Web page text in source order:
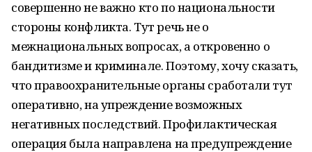
совершенно неважно кто понациональности
стороны конфликта. Тут речь нео
межнациональных вопросах, а откровенно о
бандитизме икриминале. Поэтому, хочу сказать,
что правоохранительные органы сработали тут
оперативно, наупреждение возможных
негативных последствий. Профилактическая
операция была направлена напредупреждение